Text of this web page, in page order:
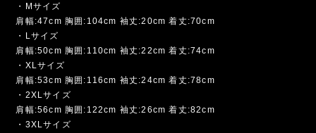
・Mサイズ
肩幅:47cm 胸囲:104cm 袖丈:20cm 着丈:70cm
・Lサイズ
肩幅:50cm 胸囲:110cm 袖丈:22cm 着丈:74cm
・XLサイズ
肩幅:53cm 胸囲:116cm 袖丈:24cm 着丈:78cm
・2XLサイズ
肩幅:56cm 胸囲:122cm 袖丈:26cm 着丈:82cm
・3XLサイズ